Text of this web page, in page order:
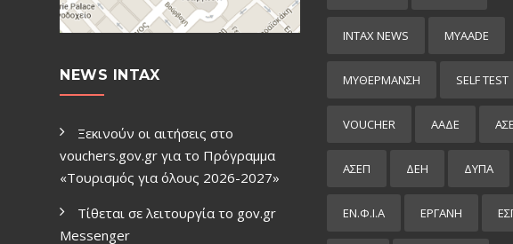
NEWS INTAX
Ξεκινούν οι αιτήσεις στο
vouchers.gov.gr για το Πρόγραμμα
«Τουρισμός για όλους 2026-2027»
Τίθεται σε λειτουργία το gov.gr
Μessenger
INTAX NEWS MYAADE
MYΘΈΡΜΑΝΣΗ SELF TEST
VOUCHER ΑΑΔΕ
ΑΣΕΠ ΔΕΗ ΔΥΠΑ
ΕΝ.Φ.Ι.Α ΕΡΓΑΝΗ